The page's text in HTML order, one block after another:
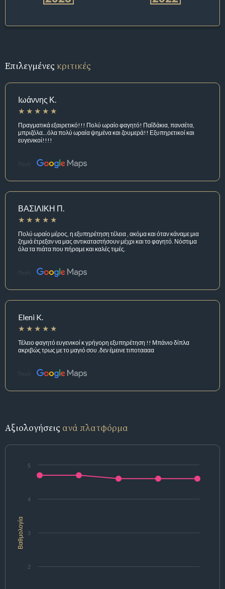
Επιλεγμένεςκριτικές
Ιωάννης Κ.
Πραγματικά εξαιρετικό!!! Πολύ ωραίο φαγητό! Παΐδάκια, πανσέτα,
μπριζόλα...όλα πολύ ωραία ψημένα και ζουμερά!! Εξυπηρετικοί και
ευγενικοί!!!!
Πηγή:
ΒΑΣΙΛΙΚΗ Π.
Πολύ ωραίο μέρος, η εξυπηρέτηση τέλεια , ακόμα και όταν κάναμε μια
ζημιά έτρεξαν να μας αντικαταστήσουν μέχρι και το φαγητό. Νόστιμα
όλα τα πιάτα που πήραμε και καλές τιμές.
Πηγή:
Eleni K.
Τέλειο φαγητό ευγενικοί κ γρήγορη εξυπηρέτηση !! Μπάνιο δίπλα
ακριβώς τρως με το μαγιό σου .δεν έμεινε τιποταααα
Πηγή:
Αξιολογήσεις ανά πλατφόρμα
Βαθμολογία
2
3
4
5